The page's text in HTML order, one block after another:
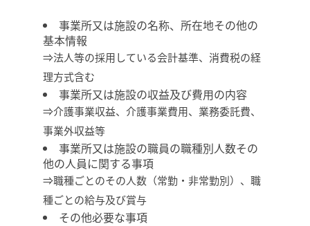
事業所又は施設の名称、所在地その他の
基本情報
⇒法人等の採用している会計基準、消費税の経
理方式含む
事業所又は施設の収益及び費用の内容
⇒介護事業収益、介護事業費用、業務委託費、
事業外収益等
事業所又は施設の職員の職種別人数その
他の人員に関する事項
⇒職種ごとのその人数（常勤・非常勤別）、職
種ごとの給与及び賞与
その他必要な事項